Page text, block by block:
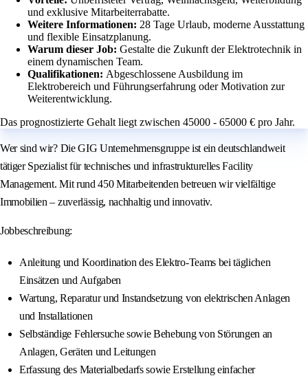
und exklusive Mitarbeiterrabatte.
Weitere Informationen: 28 Tage Urlaub, moderne Ausstattung
und flexible Einsatzplanung.
Warum dieser Job: Gestalte die Zukunft der Elektrotechnik in
einem dynamischen Team.
Qualifikationen: Abgeschlossene Ausbildung im
Elektrobereich und Führungserfahrung oder Motivation zur
Weiterentwicklung.
Das prognostizierte Gehalt liegt zwischen 45000 - 65000 € pro Jahr.
Wer sind wir? Die GIG Unternehmensgruppe ist ein deutschlandweit
tätiger Spezialist für technisches und infrastrukturelles Facility
Management. Mit rund 450 Mitarbeitenden betreuen wir vielfältige
Immobilien – zuverlässig, nachhaltig und innovativ.
Jobbeschreibung:
Anleitung und Koordination des Elektro-Teams bei täglichen
Einsätzen und Aufgaben
Wartung, Reparatur und Instandsetzung von elektrischen Anlagen
und Installationen
Selbständige Fehlersuche sowie Behebung von Störungen an
Anlagen, Geräten und Leitungen
Erfassung des Materialbedarfs sowie Erstellung einfacher